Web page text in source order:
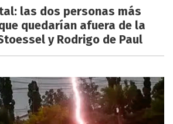
las dos personas más
quedarían afuera de la
y Rodrigo de Paul